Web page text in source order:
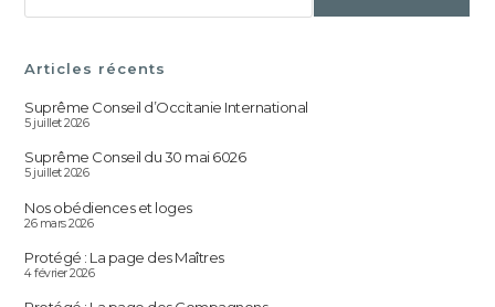
Articles récents
Suprême Conseil d’Occitanie International
5 juillet 2026
Suprême Conseil du 30 mai 6026
5 juillet 2026
Nos obédiences et loges
26 mars 2026
Protégé : La page des Maîtres
4 février 2026